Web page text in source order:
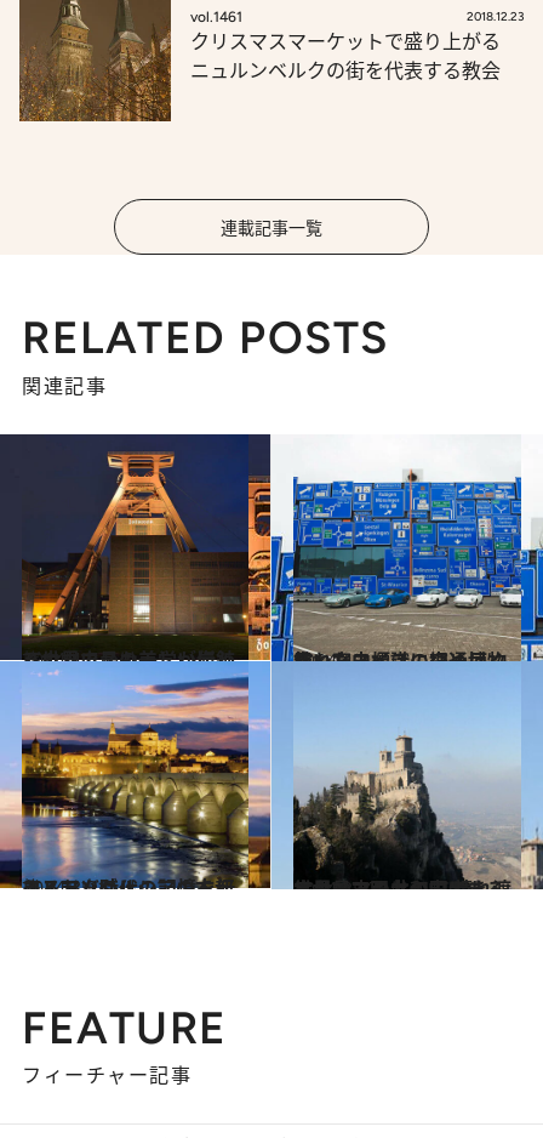
vol.1461 2018.12.23
クリスマスマーケットで盛り上がる
ニュルンベルクの街を代表する教会
連載記事一覧
RELATED POSTS
関連記事
2014.4.6
バウハウスの美学が伝わる世界で最も美しい炭鉱
旅＆お出かけ 2014.4.3
青い案内標識に埋め尽くされたスイスの交通博物館
旅＆お出かけ
2014.3.31
イスラム時代の記憶を伝えるアンダルシアの古都コルドバ
旅＆お出かけ 2014.3.27
イタリア国土の中にある世界最古の共和国 晴れ渡るサンマリノの町歩き
旅＆お出かけ
FEATURE
フィーチャー記事